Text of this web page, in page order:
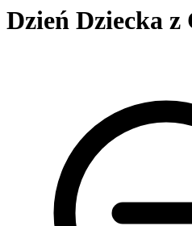
Dzień Dziecka z